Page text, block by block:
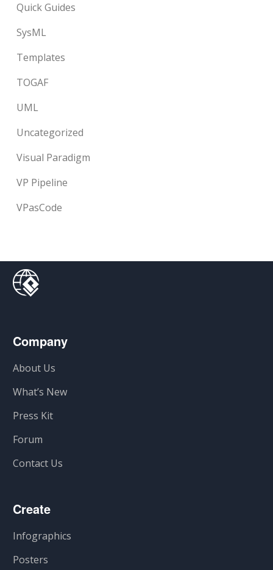
Quick Guides
SysML
Templates
TOGAF
UML
Uncategorized
Visual Paradigm
VP Pipeline
VPasCode
Company
About Us
What’s New
Press Kit
Forum
Contact Us
Create
Infographics
Posters